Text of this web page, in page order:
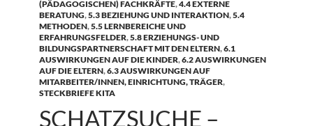
(PÄDAGOGISCHEN) FACHKRÄFTE,4.4 EXTERNE
BERATUNG,5.3 BEZIEHUNG UND INTERAKTION,5.4
METHODEN,5.5 LERNBEREICHE UND
ERFAHRUNGSFELDER,5.8 ERZIEHUNGS- UND
BILDUNGSPARTNERSCHAFT MIT DEN ELTERN,6.1
AUSWIRKUNGEN AUF DIE KINDER,6.2 AUSWIRKUNGEN
AUF DIE ELTERN,6.3 AUSWIRKUNGEN AUF
MITARBEITER/INNEN, EINRICHTUNG, TRÄGER,
STECKBRIEFE KITA
SCHATZSUCHE –